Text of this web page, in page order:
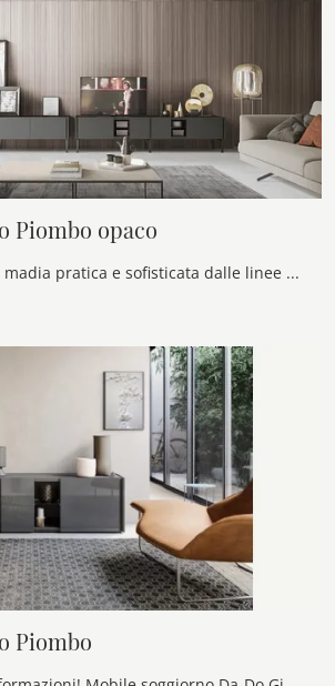
Piombo opaco
Cerchi una nuova madia pratica e sofisticata dalle linee moderne? Ti presentiamo il modello Da-Do Giorno Piombo opaco di Alf Da Frè, realizzato in ...
Piombo